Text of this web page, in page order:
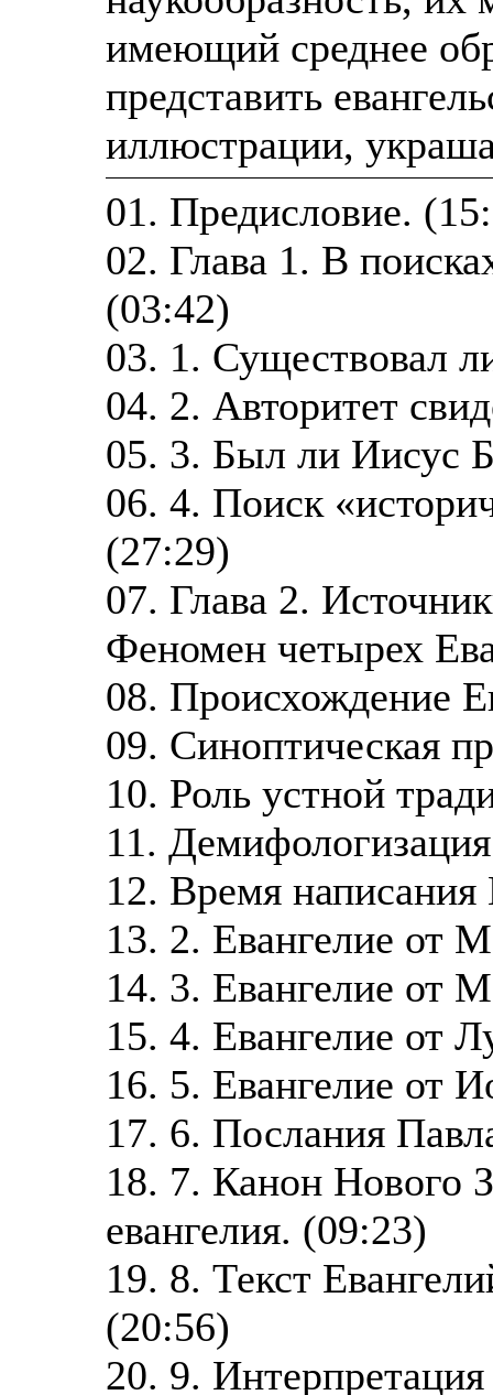
имеющий среднее
представить
иллюстрации,
01. Предисловие.
02. Глава 1. В
(03:42)
03. 1. Существовал
04. 2. Авторитет
05. 3. Был ли Иисус
06. 4. Поиск
(27:29)
07. Глава 2.
Феномен четырех
08. Происхождение
09. Синоптическая
10. Роль устной
11.
12. Время
13. 2. Евангелие от
14. 3. Евангелие от
15. 4. Евангелие от
16. 5. Евангелие от
17. 6. Послания
18. 7. Канон Нового
евангелия. (09:23)
19. 8. Текст
(20:56)
20. 9.